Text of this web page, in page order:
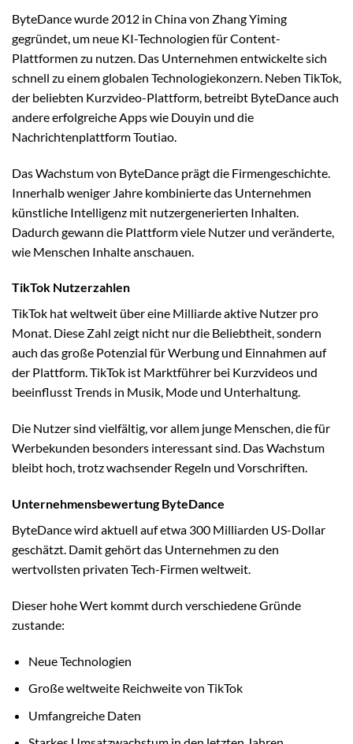
ByteDance wurde 2012 in China von Zhang Yiming
gegründet, um neue KI-Technologien für Content-
Plattformen zu nutzen. Das Unternehmen entwickelte sich
schnell zu einem globalen Technologiekonzern. Neben TikTok,
der beliebten Kurzvideo-Plattform, betreibt ByteDance auch
andere erfolgreiche Apps wie Douyin und die
Nachrichtenplattform Toutiao.
Das Wachstum von ByteDance prägt die Firmengeschichte.
Innerhalb weniger Jahre kombinierte das Unternehmen
künstliche Intelligenz mit nutzergenerierten Inhalten.
Dadurch gewann die Plattform viele Nutzer und veränderte,
wie Menschen Inhalte anschauen.
TikTok Nutzerzahlen
TikTok hat weltweit über eine Milliarde aktive Nutzer pro
Monat. Diese Zahl zeigt nicht nur die Beliebtheit, sondern
auch das große Potenzial für Werbung und Einnahmen auf
der Plattform. TikTok ist Marktführer bei Kurzvideos und
beeinflusst Trends in Musik, Mode und Unterhaltung.
Die Nutzer sind vielfältig, vor allem junge Menschen, die für
Werbekunden besonders interessant sind. Das Wachstum
bleibt hoch, trotz wachsender Regeln und Vorschriften.
Unternehmensbewertung ByteDance
ByteDance wird aktuell auf etwa 300 Milliarden US-Dollar
geschätzt. Damit gehört das Unternehmen zu den
wertvollsten privaten Tech-Firmen weltweit.
Dieser hohe Wert kommt durch verschiedene Gründe
zustande:
Neue Technologien
Große weltweite Reichweite von TikTok
Umfangreiche Daten